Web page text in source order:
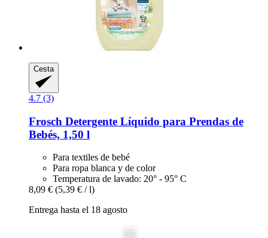
Cesta
4.7 (3)
Frosch Detergente Líquido para Prendas de
Bebés, 1,50 l
Para textiles de bebé
Para ropa blanca y de color
Temperatura de lavado: 20° - 95° C
8,09 € (5,39 € / l)
Entrega hasta el 18 agosto